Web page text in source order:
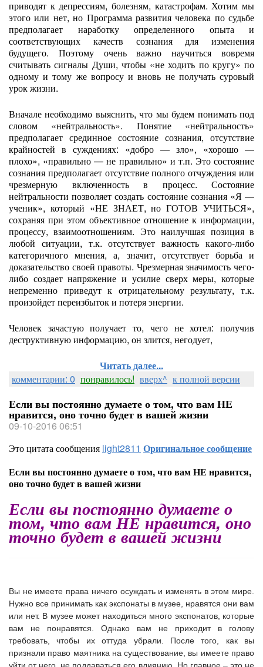
приводят к депрессиям, болезням, катастрофам. Хотим мы
этого или нет, но Программа развития человека по судьбе
предполагает наработку определенного опыта и
соответствующих качеств сознания для изменения
будущего. Поэтому очень важно научиться вовремя
считывать сигналы Души, чтобы «не ходить по кругу» по
одному и тому же вопросу и вновь не получать суровый
урок жизни.
Вначале необходимо выяснить, что мы будем понимать под
словом «нейтральность». Понятие «нейтральность»
предполагает срединное состояние сознания, отсутствие
крайностей в суждениях: «добро — зло», «хорошо —
плохо», «правильно — не правильно» и т.п. Это состояние
сознания предполагает отсутствие полного отчуждения или
чрезмерную включенность в процесс. Состояние
нейтральности позволяет создать состояние сознания «Я —
ученик», который «НЕ ЗНАЕТ, но ГОТОВ УЧИТЬСЯ»,
сохраняя при этом объективное отношение к информации,
процессу, взаимоотношениям. Это наилучшая позиция в
любой ситуации, т.к. отсутствует важность какого-либо
категоричного мнения, а, значит, отсутствует борьба и
доказательство своей правоты. Чрезмерная значимость чего-
либо создает напряжение и усилие сверх меры, которые
непременно приведут к отрицательному результату, т.к.
произойдет переизбыток и потеря энергии.
Человек зачастую получает то, чего не хотел: получив
деструктивную информацию, он злится, негодует,
Читать далее...
комментарии: 0 понравилось! вверх^ к полной версии
Если вы постоянно думаете о том, что вам НЕ
нравится, оно точно будет в вашей жизни
09-10-2016 06:51
Это цитата сообщения light2811 Оригинальное сообщение
Если вы постоянно думаете о том, что вам НЕ нравится,
оно точно будет в вашей жизни
Если вы постоянно думаете о
том, что вам НЕ нравится, оно
точно будет в вашей жизни
Вы не имеете права ничего осуждать и изменять в этом мире.
Нужно все принимать как экспонаты в музее, нравятся они вам
или нет. В музее может находиться много экспонатов, которые
вам не понравятся. Однако вам не приходит в голову
требовать, чтобы их оттуда убрали. После того, как вы
признали право маятника на существование, вы имеете право